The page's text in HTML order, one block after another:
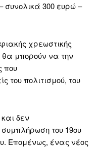
συνολικά 300 ευρώ –
χρεωστικής
θα μπορούν να την
που
του πολιτισμού, του
και δεν
του 19ου
Επομένως, ένας νέος